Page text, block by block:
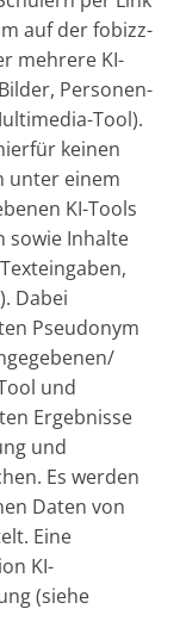
auf der fobizz-
mehrere KI-
Personen-
Tool).
keinen
unter einem
KI-Tools
sowie Inhalte
Dabei
Pseudonym
und
Ergebnisse
und
Es werden
Daten von
Eine
KI-
(siehe